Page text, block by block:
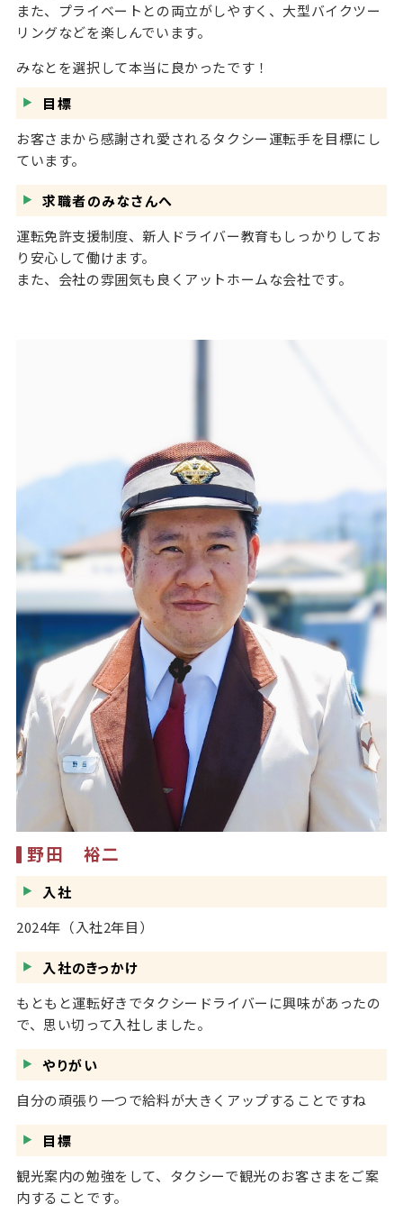
また、プライベートとの両立がしやすく、大型バイクツー
リングなどを楽しんでいます。
みなとを選択して本当に良かったです！
目標
お客さまから感謝され愛されるタクシー運転手を目標にし
ています。
求職者のみなさんへ
運転免許支援制度、新人ドライバー教育もしっかりしてお
り安心して働けます。
また、会社の雰囲気も良くアットホームな会社です。
野田 裕二
入社
2024年（入社2年目）
入社のきっかけ
もともと運転好きでタクシードライバーに興味があったの
で、思い切って入社しました。
やりがい
自分の頑張り一つで給料が大きくアップすることですね
目標
観光案内の勉強をして、タクシーで観光のお客さまをご案
内することです。